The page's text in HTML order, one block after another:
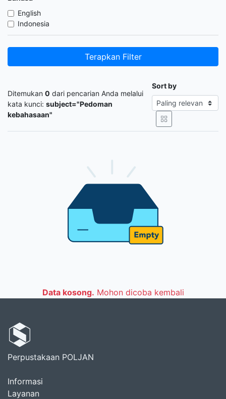
English
Indonesia
Terapkan Filter
Ditemukan 0 dari pencarian Anda melalui
kata kunci: subject="Pedoman
kebahasaan"
Sort by
Data kosong. Mohon dicoba kembali
Perpustakaan POLJAN
Informasi
Layanan